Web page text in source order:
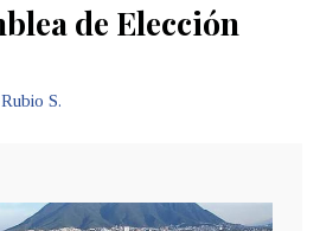
de Elección
S.